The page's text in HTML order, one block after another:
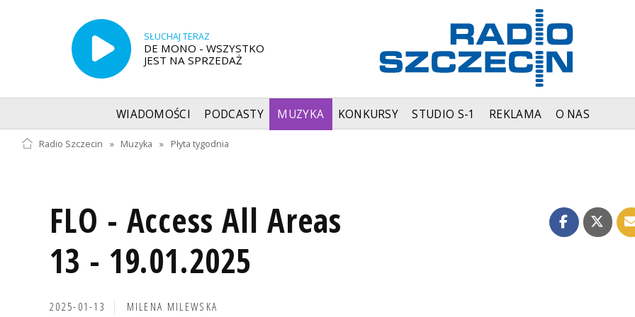
SŁUCHAJ TERAZ
DE MONO - WSZYSTKO
JEST NA SPRZEDAŻ
WIADOMOŚCI PODCASTY MUZYKA KONKURSY STUDIO S-1 REKLAMA O NAS
Radio Szczecin » Muzyka » Płyta tygodnia
FLO - Access All Areas
13 - 19.01.2025
2025-01-13 MILENA MILEWSKA